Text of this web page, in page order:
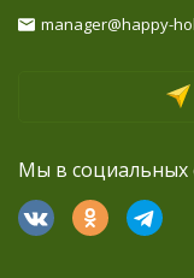
manager@happy-
Мы в социальных